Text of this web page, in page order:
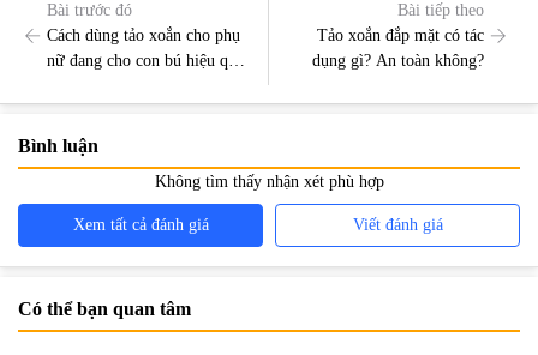
Bài trước đó
Cách dùng tảo xoắn cho phụ
nữ đang cho con bú hiệu quả
Bài tiếp theo
Tảo xoắn đắp mặt có tác
dụng gì? An toàn không?
Bình luận
Không tìm thấy nhận xét phù hợp
Xem tất cả đánh giá Viết đánh giá
Có thể bạn quan tâm